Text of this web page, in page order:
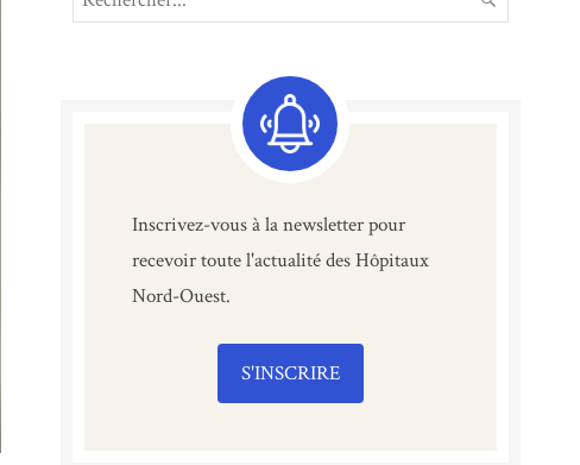
for:
Inscrivez-vous à la newsletter pour
recevoir toute l'actualité des Hôpitaux
Nord-Ouest.
S'INSCRIRE